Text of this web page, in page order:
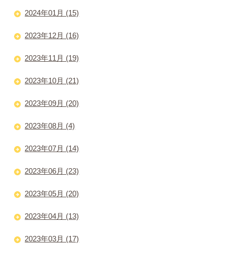
2024年01月 (15)
2023年12月 (16)
2023年11月 (19)
2023年10月 (21)
2023年09月 (20)
2023年08月 (4)
2023年07月 (14)
2023年06月 (23)
2023年05月 (20)
2023年04月 (13)
2023年03月 (17)